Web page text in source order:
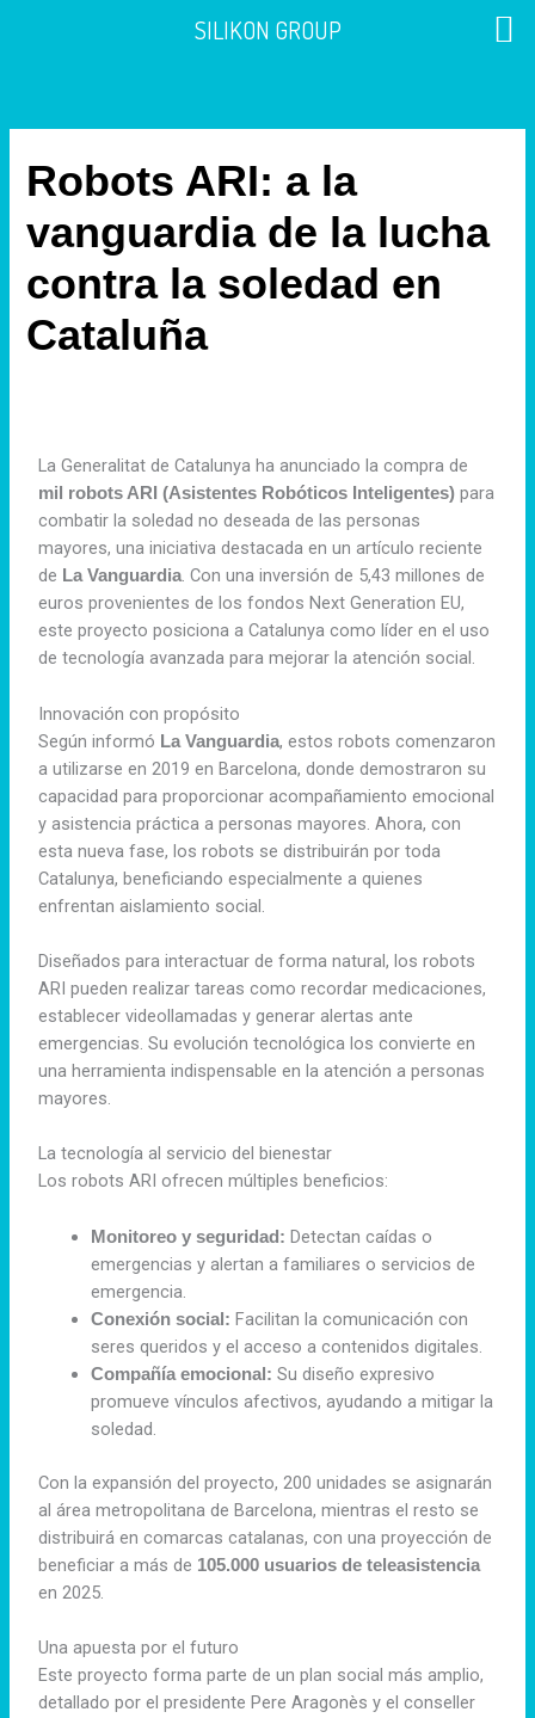
Robots ARI: a la
vanguardia de la lucha
contra la soledad en
Cataluña
La Generalitat de Catalunya ha anunciado la compra de
mil robots ARI (Asistentes Robóticos Inteligentes) para
combatir la soledad no deseada de las personas
mayores, una iniciativa destacada en un artículo reciente
de La Vanguardia. Con una inversión de 5,43 millones de
euros provenientes de los fondos Next Generation EU,
este proyecto posiciona a Catalunya como líder en el uso
de tecnología avanzada para mejorar la atención social.
Innovación con propósito
Según informó La Vanguardia, estos robots comenzaron
a utilizarse en 2019 en Barcelona, donde demostraron su
capacidad para proporcionar acompañamiento emocional
y asistencia práctica a personas mayores. Ahora, con
esta nueva fase, los robots se distribuirán por toda
Catalunya, beneficiando especialmente a quienes
enfrentan aislamiento social.
Diseñados para interactuar de forma natural, los robots
ARI pueden realizar tareas como recordar medicaciones,
establecer videollamadas y generar alertas ante
emergencias. Su evolución tecnológica los convierte en
una herramienta indispensable en la atención a personas
mayores.
La tecnología al servicio del bienestar
Los robots ARI ofrecen múltiples beneficios:
Monitoreo y seguridad: Detectan caídas o
emergencias y alertan a familiares o servicios de
emergencia.
Conexión social: Facilitan la comunicación con
seres queridos y el acceso a contenidos digitales.
Compañía emocional: Su diseño expresivo
promueve vínculos afectivos, ayudando a mitigar la
soledad.
Con la expansión del proyecto, 200 unidades se asignarán
al área metropolitana de Barcelona, mientras el resto se
distribuirá en comarcas catalanas, con una proyección de
beneficiar a más de 105.000 usuarios de teleasistencia
en 2025.
Una apuesta por el futuro
Este proyecto forma parte de un plan social más amplio,
detallado por el presidente Pere Aragonès y el conseller
SILIKON GROUP